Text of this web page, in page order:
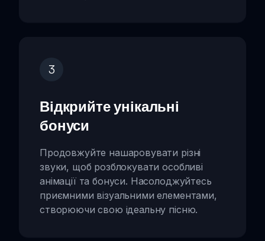
3
Відкрийте унікальні
бонуси
Продовжуйте нашаровувати різні
звуки, щоб розблокувати особливі
анімації та бонуси. Насолоджуйтесь
приємними візуальними елементами,
створюючи свою ідеальну пісню.